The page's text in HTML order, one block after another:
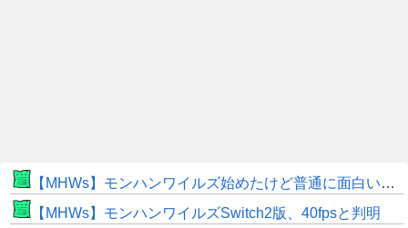
【MHWs】モンハンワイルズ始めたけど普通に面白いじゃん
【MHWs】モンハンワイルズSwitch2版、40fpsと判明